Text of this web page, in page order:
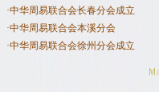
·中华周易联合会长春分会成立
·中华周易联合会本溪分会
·中华周易联合会徐州分会成立